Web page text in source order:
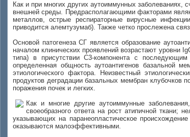
Как и при многих других аутоиммунных заболеваниях,
внешней среды. Предрасполагающими факторами
металлов, острые респираторные вирусные
приводится алемтузумаб). Также четко прослежена
Основой патогенеза СГ является образование
началом клинических проявлений возрастают уровни
типа) в присутствии С3-компонента с последующим
определенная общность аутоантигенов базальной
этиологического фактора. Неизвестный
продуктов деградации базальных мембран клубочков
поражения почек и легких.
Как и многие другие аутоиммунные
своеобразного ответа на рост атипичной ткани;
указывающих на паранеопластическое
оказываются малоэффективными.